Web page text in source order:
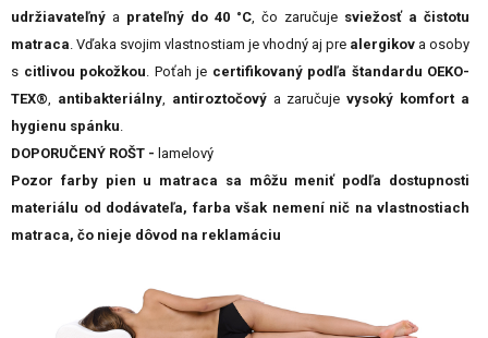
udržiavateľný a prateľný do 40 °C, čo zaručuje sviežosť a čistotu
matraca. Vďaka svojim vlastnostiam je vhodný aj pre alergikov a osoby
s citlivou pokožkou. Poťah je certifikovaný podľa štandardu OEKO-
TEX®, antibakteriálny, antiroztočovýa zaručujevysoký komfort a
hygienu spánku.
DOPORUČENÝ ROŠT - lamelový
Pozor farby pien u matraca sa môžu meniť podľa dostupnosti
materiálu od dodávateľa, farba však nemení nič na vlastnostiach
matraca, čo nieje dôvod na reklamáciu